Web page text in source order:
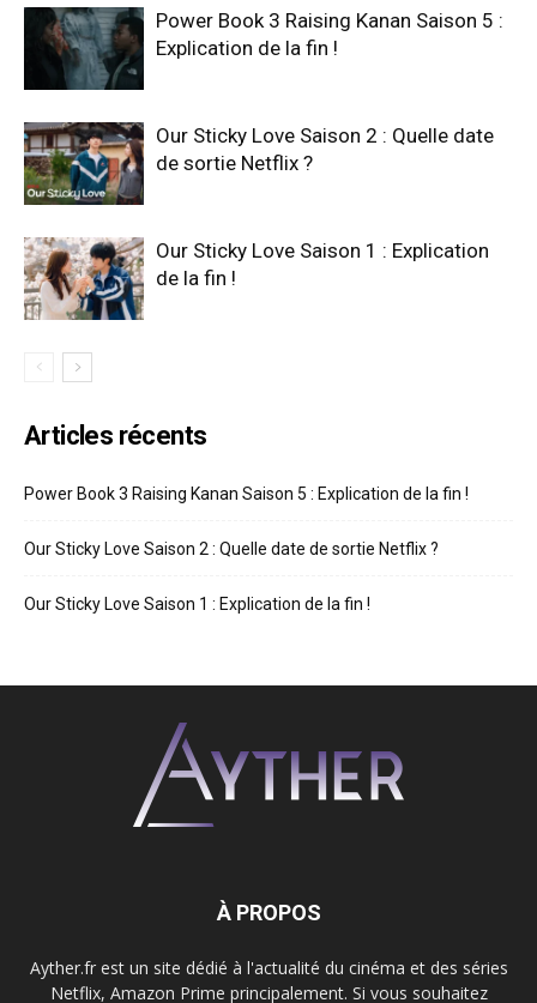
Power Book 3 Raising Kanan Saison 5 :
Explication de la fin !
Our Sticky Love Saison 2 : Quelle date
de sortie Netflix ?
Our Sticky Love Saison 1 : Explication
de la fin !
Articles récents
Power Book 3 Raising Kanan Saison 5 : Explication de la fin !
Our Sticky Love Saison 2 : Quelle date de sortie Netflix ?
Our Sticky Love Saison 1 : Explication de la fin !
À PROPOS
Ayther.fr est un site dédié à l'actualité du cinéma et des séries
Netflix, Amazon Prime principalement. Si vous souhaitez